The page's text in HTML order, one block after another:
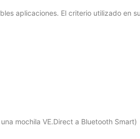
aplicaciones. El criterio utilizado en
mochila VE.Direct a Bluetooth Smart)